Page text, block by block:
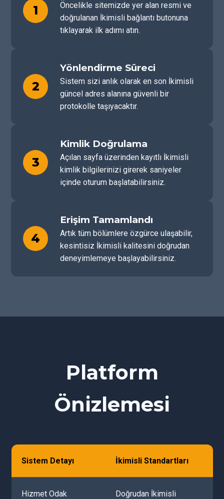
1
Öncelikle sitemizde yer alan resmi ve
doğrulanan İkimisli bağlantı butonuna
tıklayarak ilk adımı atın.
2
Yönlendirme Süreci
Sistem sizi anlık olarak en son İkimisli
güncel adres alanına güvenli bir
protokolle taşıyacaktır.
3
Kimlik Doğrulama
Açılan sayfa üzerinden kayıtlı İkimisli
kimlik bilgilerinizi girerek saniyeler
içinde oturum başlatabilirsiniz.
4
Erişim Tamamlandı
Artık tüm bölümlere özgürce ulaşabilir,
kesintisiz İkimisli kalitesini doğrudan
deneyimlemeye başlayabilirsiniz.
Platform
Önizlemesi
Sistem Detayı İkimisli Standartları
Hizmet Odak
Doğrudan İkimisli